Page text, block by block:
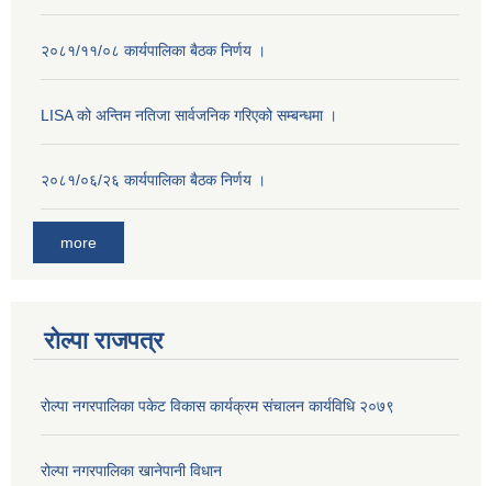
२०८१/११/०८ कार्यपालिका बैठक निर्णय ।
LISA को अन्तिम नतिजा सार्वजनिक गरिएको सम्बन्धमा ।
२०८१/०६/२६ कार्यपालिका बैठक निर्णय ।
more
रोल्पा राजपत्र
रोल्पा नगरपालिका पकेट विकास कार्यक्रम संचालन कार्यविधि २०७९
रोल्पा नगरपालिका खानेपानी विधान